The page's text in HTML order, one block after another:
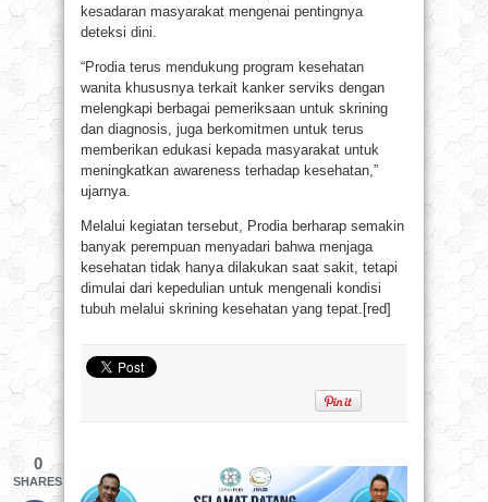
kesadaran masyarakat mengenai pentingnya
deteksi dini.
“Prodia terus mendukung program kesehatan
wanita khususnya terkait kanker serviks dengan
melengkapi berbagai pemeriksaan untuk skrining
dan diagnosis, juga berkomitmen untuk terus
memberikan edukasi kepada masyarakat untuk
meningkatkan awareness terhadap kesehatan,”
ujarnya.
Melalui kegiatan tersebut, Prodia berharap semakin
banyak perempuan menyadari bahwa menjaga
kesehatan tidak hanya dilakukan saat sakit, tetapi
dimulai dari kepedulian untuk mengenali kondisi
tubuh melalui skrining kesehatan yang tepat.[red]
0
SHARES